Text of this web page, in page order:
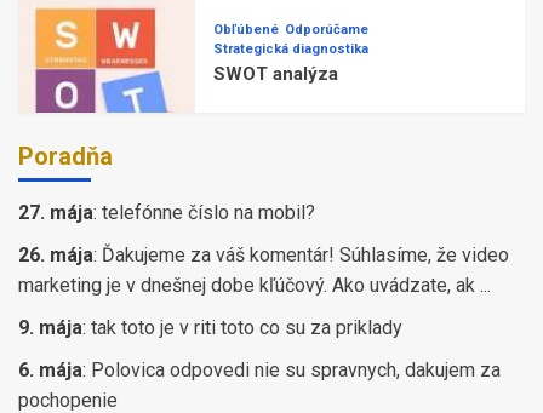
Obľúbené Odporúčame
Strategická diagnostika
SWOT analýza
Poradňa
27. mája: telefónne číslo na mobil?
26. mája: Ďakujeme za váš komentár! Súhlasíme, že video
marketing je v dnešnej dobe kľúčový. Ako uvádzate, ak ...
9. mája: tak toto je v riti toto co su za priklady
6. mája: Polovica odpovedi nie su spravnych, dakujem za
pochopenie